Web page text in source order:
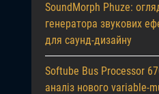
SoundMorph Phuze:
генератора звукових
для саунд-дизайну
Softube Bus Processor
аналіз нового variable-